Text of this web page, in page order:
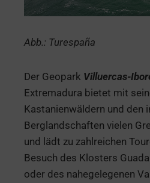
Abb.: Turespaña
Der Geopark Villuercas-
Extremadura bietet mit
Kastanienwäldern und den
Berglandschaften vielen
und lädt zu zahlreichen
Besuch des Klosters
oder des nahegelegenen